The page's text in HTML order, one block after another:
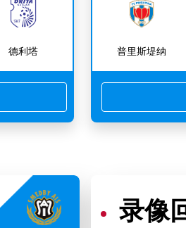
德利塔 普里斯堤纳
录像